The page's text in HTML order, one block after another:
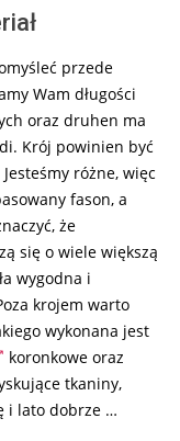
przede
Wam długości
oraz druhen ma
Krój powinien być
różne, więc
fason, a
że
się o wiele większą
wygodna i
krojem warto
wykonana jest
koronkowe oraz
tkaniny,
i lato dobrze …